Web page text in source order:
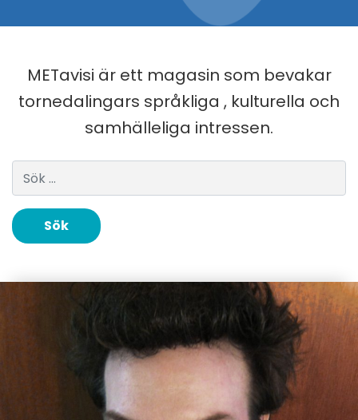
METavisi är ett magasin som bevakar
tornedalingars språkliga , kulturella och
samhälleliga intressen.
Sök efter: